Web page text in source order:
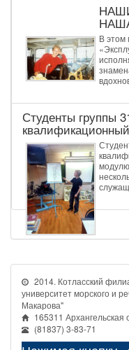
В этом
Студенты группы
квалификационный
2014. Котласский
университет морского и
Макарова"
165311 Архангельская
(81837) 3-83-71